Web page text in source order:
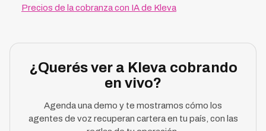
Precios de la cobranza con IA de Kleva
¿Querés ver a Kleva cobrando
en vivo?
Agenda una demo y te mostramos cómo los
agentes de voz recuperan cartera en tu país, con las